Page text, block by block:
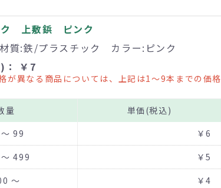
ク 上敷鋲 ピンク
質:鉄/プラスチック カラー:ピンク
： ￥7
が異なる商品については、上記は1～9本までの価格
量
単価(税込)
99
￥6
499
￥5
～
￥4